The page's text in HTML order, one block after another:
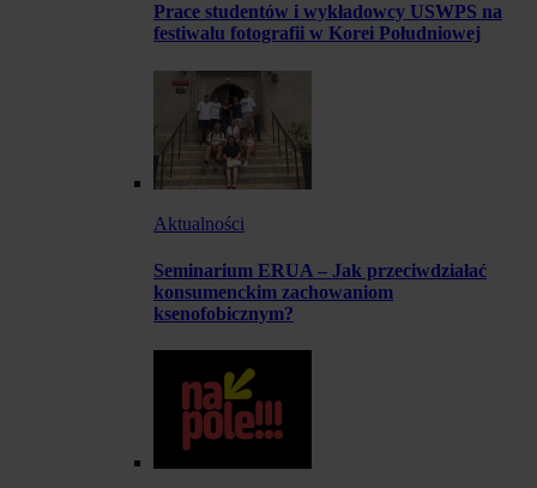
Prace studentów i wykładowcy USWPS na
festiwalu fotografii w Korei Południowej
Aktualności
Seminarium ERUA – Jak przeciwdziałać
konsumenckim zachowaniom
ksenofobicznym?